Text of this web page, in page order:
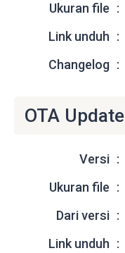
Ukuran file
Link unduh
Changelog
OTA Update
Versi
Ukuran file
Dari versi
Link unduh